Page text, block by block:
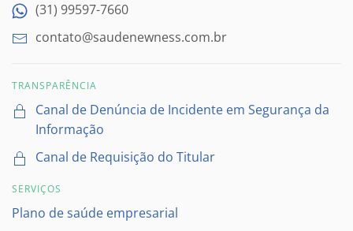
(31) 99597-7660
contato@saudenewness.com.br
TRANSPARÊNCIA
Canal de Denúncia de Incidente em Segurança da
Informação
Canal de Requisição do Titular
SERVIÇOS
Plano de saúde empresarial